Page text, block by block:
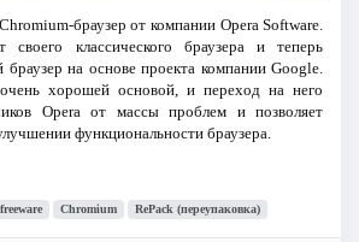
браузер от компании Opera Software.
своего классического браузера и теперь
браузер на основе проекта компании Google.
хорошей основой, и переход на него
Opera от массы проблем и позволяет
функциональности браузера.
freeware Chromium RePack (переупаковка)